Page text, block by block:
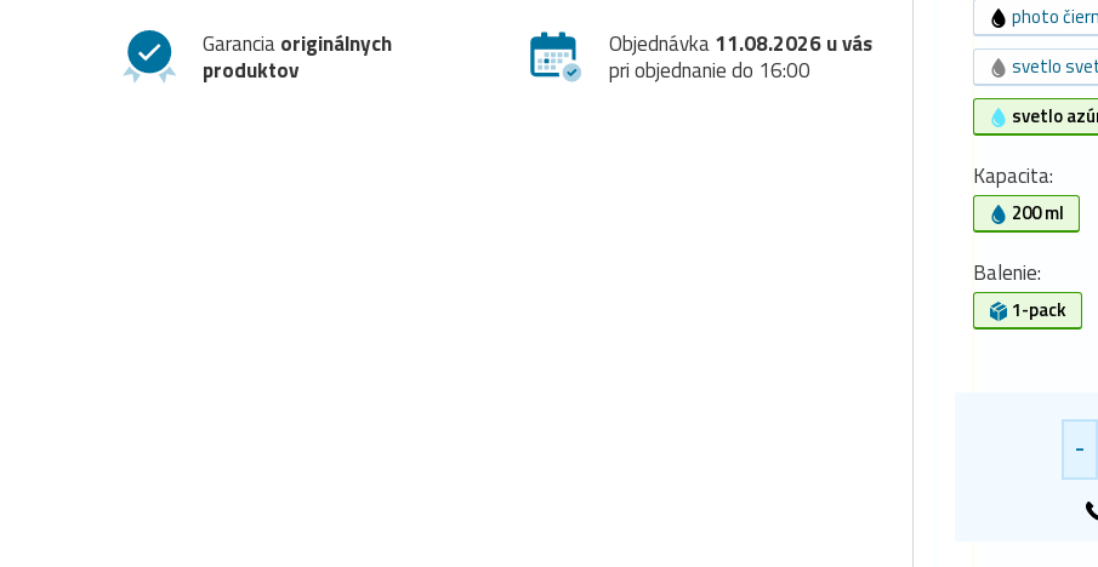
Garanciaoriginálnych
produktov
Objednávka11.08.2026 u vás
pri objednanie do 16:00
photo
svetlo
svetlo
Kapacita:
200 ml
Balenie:
1-pack
-